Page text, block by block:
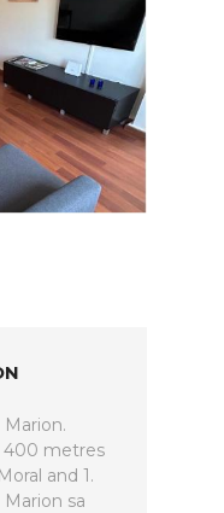
400 metres
and 1.
sa